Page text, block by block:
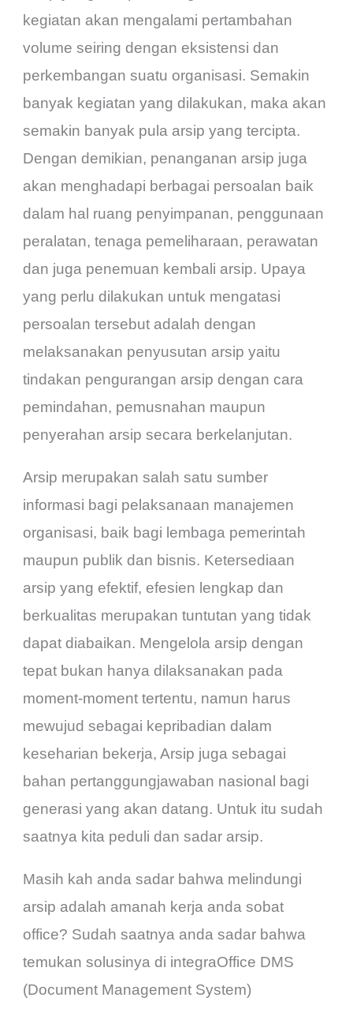
kegiatan akan mengalami pertambahan
volume seiring dengan eksistensi dan
perkembangan suatu organisasi. Semakin
banyak kegiatan yang dilakukan, maka akan
semakin banyak pula arsip yang tercipta.
Dengan demikian, penanganan arsip juga
akan menghadapi berbagai persoalan baik
dalam hal ruang penyimpanan, penggunaan
peralatan, tenaga pemeliharaan, perawatan
dan juga penemuan kembali arsip. Upaya
yang perlu dilakukan untuk mengatasi
persoalan tersebut adalah dengan
melaksanakan penyusutan arsip yaitu
tindakan pengurangan arsip dengan cara
pemindahan, pemusnahan maupun
penyerahan arsip secara berkelanjutan.
Arsip merupakan salah satu sumber
informasi bagi pelaksanaan manajemen
organisasi, baik bagi lembaga pemerintah
maupun publik dan bisnis. Ketersediaan
arsip yang efektif, efesien lengkap dan
berkualitas merupakan tuntutan yang tidak
dapat diabaikan. Mengelola arsip dengan
tepat bukan hanya dilaksanakan pada
moment-moment tertentu, namun harus
mewujud sebagai kepribadian dalam
keseharian bekerja, Arsip juga sebagai
bahan pertanggungjawaban nasional bagi
generasi yang akan datang. Untuk itu sudah
saatnya kita peduli dan sadar arsip.
Masih kah anda sadar bahwa melindungi
arsip adalah amanah kerja anda sobat
office? Sudah saatnya anda sadar bahwa
temukan solusinya di integraOffice DMS
(Document Management System)